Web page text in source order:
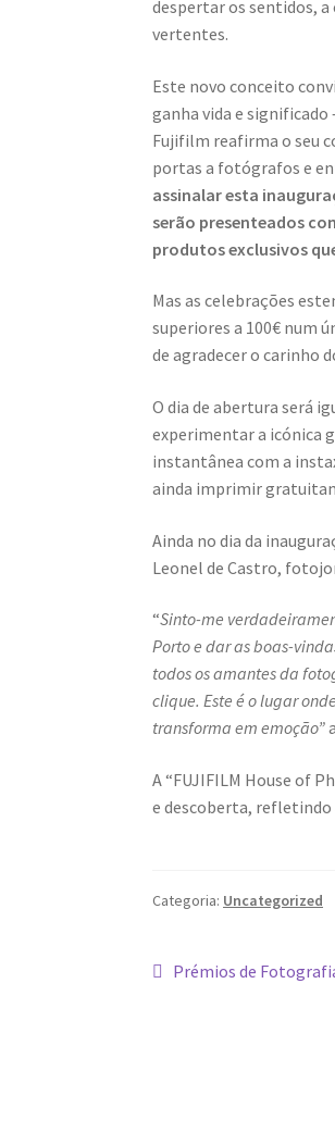
despertar os sentidos,
vertentes.
Este novo conceito
ganha vida e significado
Fujifilm reafirma o seu
portas a fotógrafos e
assinalar esta
serão presenteados
produtos exclusivos
Mas as celebrações
superiores a 100€ num
de agradecer o carinho
O dia de abertura será
experimentar a icónica
instantânea com a
ainda imprimir
Ainda no dia da
Leonel de Castro,
“Sinto-me
Porto e dar as boas-
todos os amantes da
clique. Este é o lugar
transforma em emoção”
A “FUJIFILM House of
e descoberta,
Categoria: Uncategorized
Navegação
Artigo
Prémios de